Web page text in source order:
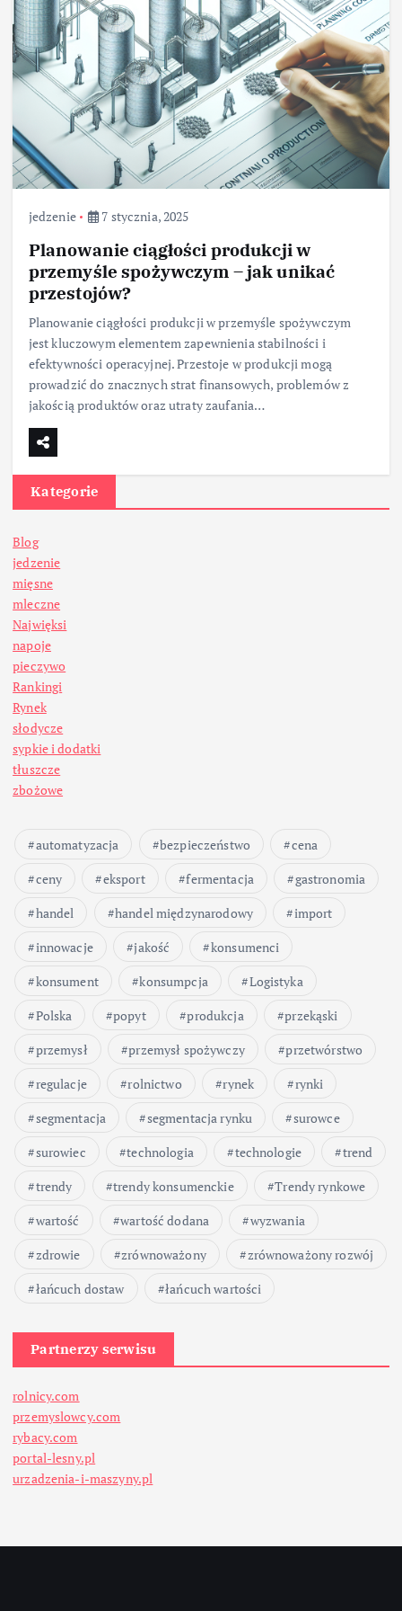
jedzenie 7 stycznia, 2025
Planowanie ciągłości produkcji w
przemyśle spożywczym – jak unikać
przestojów?
Planowanie ciągłości produkcji w przemyśle spożywczym
jest kluczowym elementem zapewnienia stabilności i
efektywności operacyjnej. Przestoje w produkcji mogą
prowadzić do znacznych strat finansowych, problemów z
jakością produktów oraz utraty zaufania…
Kategorie
Blog
jedzenie
mięsne
mleczne
Najwięksi
napoje
pieczywo
Rankingi
Rynek
słodycze
sypkie i dodatki
tłuszcze
zbożowe
automatyzacja bezpieczeństwo
cena
ceny
eksport fermentacja
gastronomia
handel
handel międzynarodowy
import
innowacje
jakość
konsumenci
konsument
konsumpcja
Logistyka
Polska
popyt produkcja
przekąski
przemysł
przemysł spożywczy
przetwórstwo
regulacje
rolnictwo rynek
rynki
segmentacja
segmentacja rynku
surowce
surowiec
technologia technologie
trend
trendy
trendy konsumenckie
Trendy rynkowe
wartość
wartość dodana
wyzwania
zdrowie
zrównoważony
zrównoważony rozwój
łańcuch dostaw
łańcuch wartości
Partnerzy serwisu
rolnicy.com
przemyslowcy.com
rybacy.com
portal-lesny.pl
urzadzenia-i-maszyny.pl